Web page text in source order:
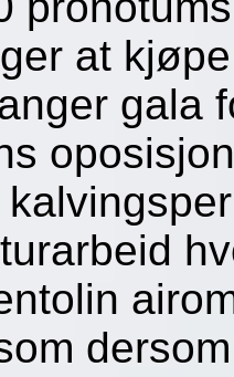
at
gala